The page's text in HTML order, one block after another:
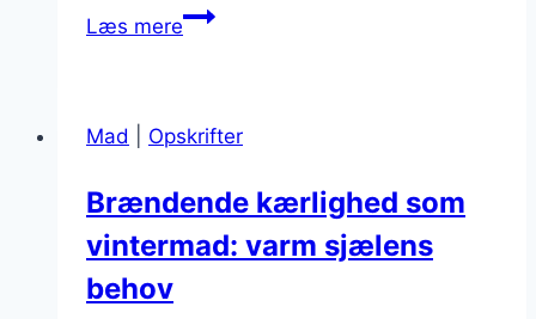
Læs mereBrændende
med
Mad Opskrifter
Brændende kærlighed som
vintermad: varm sjælens
behov